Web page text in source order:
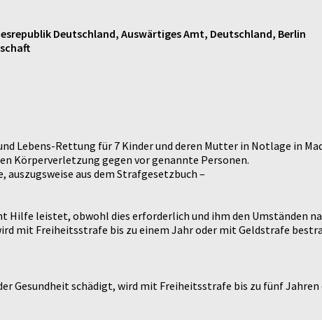
Deutschland, Auswärtiges Amt, Deutschland, Berlin
Lebens-Rettung für 7 Kinder und deren Mutter in Notlage in
Körperverletzung gegen vor genannte Personen.
aus dem Strafgesetzbuch –
Hilfe leistet, obwohl dies erforderlich und ihm den Umständen
mit Freiheitsstrafe bis zu einem Jahr oder mit Geldstrafe
Gesundheit schädigt, wird mit Freiheitsstrafe bis zu fünf